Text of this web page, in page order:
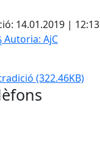
14.01.2019 | 12:13
Autoria: AjC
(322.46KB)